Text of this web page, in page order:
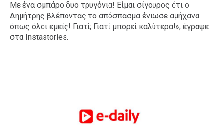
Με ένα σμπάρο δυο τρυγόνια! Είμαι σίγουρος ότι ο
Δημήτρης βλέποντας το απόσπασμα ένιωσε αμήχανα
όπως όλοι εμείς! Γιατί; Γιατί μπορεί καλύτερα!», έγραψε
στα Instastories.